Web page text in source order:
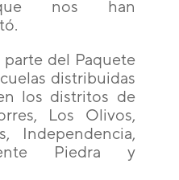
que nos han
parte del Paquete
distribuidas
los distritos de
Los Olivos,
Independencia,
Piedra y